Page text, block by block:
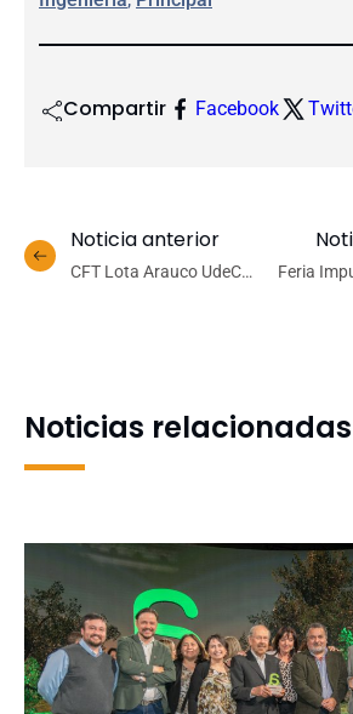
Compartir Facebook
Noticia anterior
CFT Lota Arauco UdeC
Feria
Noticias relacionadas